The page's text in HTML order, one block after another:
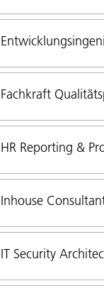
Fachkraft
HR Reporting &
Inhouse
IT Security